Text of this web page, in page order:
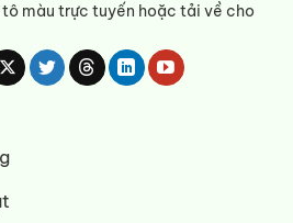
màu trực tuyến hoặc tải về cho